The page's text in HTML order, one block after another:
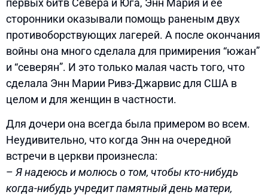
сторонники оказывали помощь раненым двух
противоборствующих лагерей. А после окончания
войны она много сделала для примирения “южан”
и “северян”. И это только малая часть того, что
сделала Энн Марии Ривз-Джарвис для США в
целом и для женщин в частности.
Для дочери она всегда была примером во всем.
Неудивительно, что когда Энн на очередной
встречи в церкви произнесла:
– Я надеюсь и молюсь о том, чтобы кто-нибудь
когда-нибудь учредит памятный день матери,